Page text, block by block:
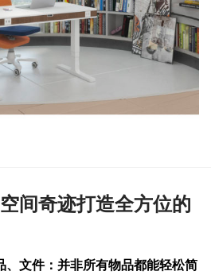
间奇迹打造全方位的
、文件：并非所有物品都能轻松简